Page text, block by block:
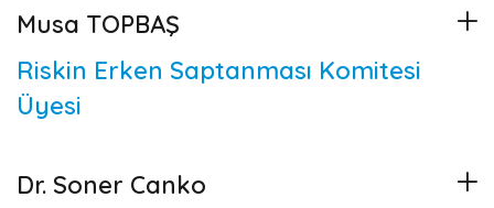
Musa TOPBAŞ
Riskin Erken Saptanması Komitesi
Üyesi
Dr. Soner Canko